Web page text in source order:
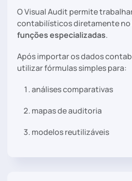
O Visual Audit permite
contabilísticos diretamente no
funções especializadas.
Após importar os dados
utilizar fórmulas simples para:
análises comparativas
mapas de auditoria
modelos reutilizáveis